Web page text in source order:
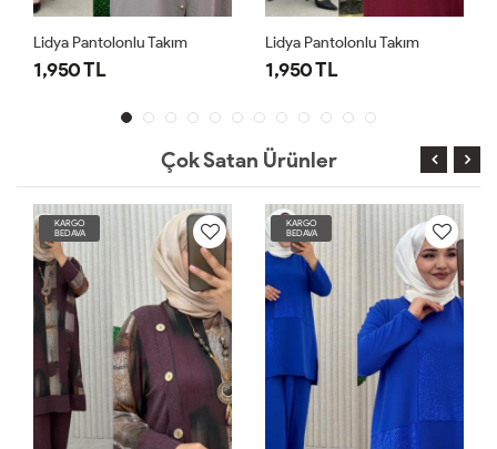
Lidya Pantolonlu Takım
1,950 TL
Lidya Pantolonlu Takım
1,950 TL
Çok Satan Ürünler
KARGO
BEDAVA
KARGO
BEDAVA